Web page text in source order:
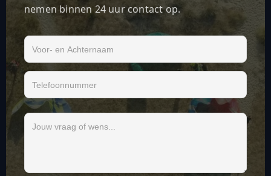
nemen binnen 24 uur contact op.